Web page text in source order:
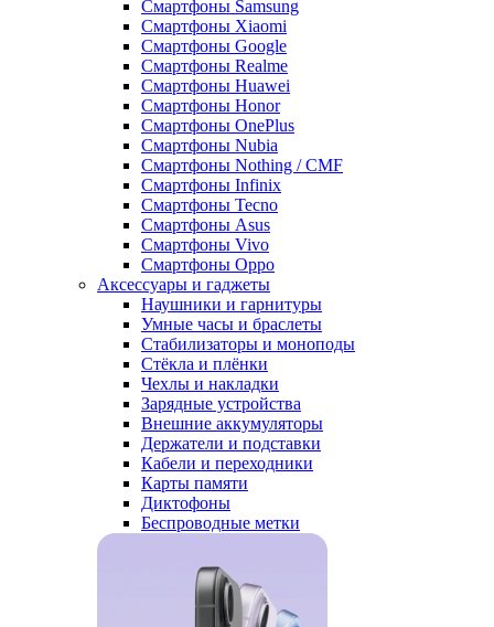
Смартфоны Samsung
Смартфоны Xiaomi
Смартфоны Google
Смартфоны Realme
Смартфоны Huawei
Смартфоны Honor
Смартфоны OnePlus
Смартфоны Nubia
Смартфоны Nothing / CMF
Смартфоны Infinix
Смартфоны Tecno
Смартфоны Asus
Смартфоны Vivo
Смартфоны Oppo
Аксессуары и гаджеты
Наушники и гарнитуры
Умные часы и браслеты
Стабилизаторы и моноподы
Стёкла и плёнки
Чехлы и накладки
Зарядные устройства
Внешние аккумуляторы
Держатели и подставки
Кабели и переходники
Карты памяти
Диктофоны
Беспроводные метки